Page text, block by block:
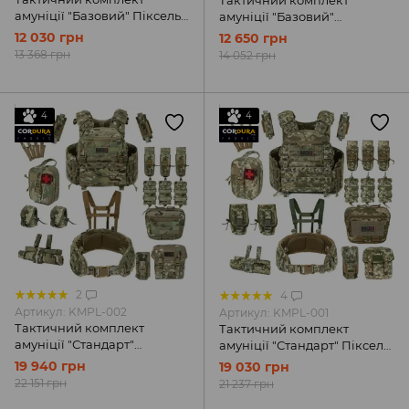
амуніції "Базовий" Піксель
MOLLI
12 030 грн
13 368 грн
амуніції "Базовий"
Мультикам MOLLI
12 650 грн
14 052 грн
4
2
Артикул: KMPL-002
Тактичний комплект
амуніції "Стандарт"
Мультикам MOLLI
19 940 грн
22 151 грн
4
4
Артикул: KMPL-001
Тактичний комплект
амуніції "Стандарт" Піксель
MOLLI
19 030 грн
21 237 грн